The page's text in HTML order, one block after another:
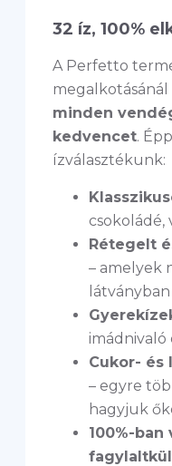
32 íz, 100%
A Perfetto
minden
kedvencet.
ízválasztékunk:
csokoládé,
Rétegelt
– amelyek
imádnivaló
Cukor- és
– egyre
hagyjuk
100%-ban